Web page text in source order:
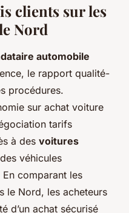
clients sur les
Nord
automobile
le rapport qualité-
procédures.
sur achat voiture
tarifs
à des voitures
véhicules
comparant les
le Nord, les acheteurs
d’un achat sécurisé